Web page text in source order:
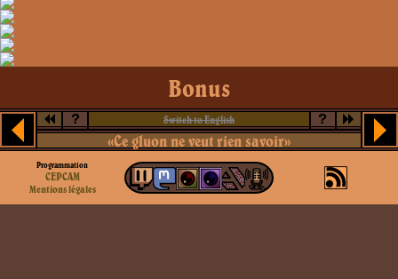
Bonus
? Switch to English ?
«Ce gluon ne veut rien savoir»
Programmation
CEPCAM
Mentions légales